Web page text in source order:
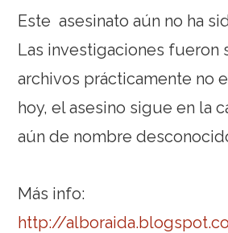
Este asesinato aún no ha
Las investigaciones fueron
archivos prácticamente no
hoy, el asesino sigue en la
aún de nombre
Más info:
http://